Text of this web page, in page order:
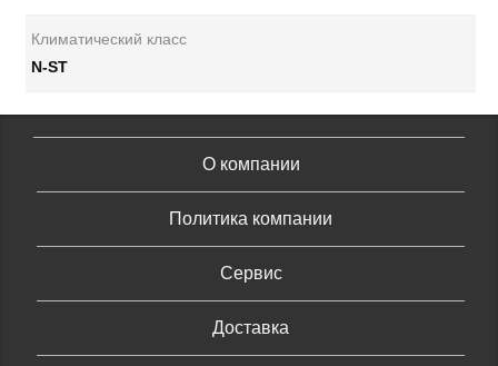
Климатический класс
N-ST
О компании
Политика компании
Сервис
Доставка